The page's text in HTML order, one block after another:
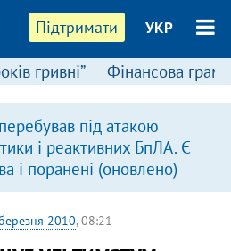
Підтримати УКР
гривні” Фінансова
під атакою
і реактивних БпЛА. Є
і поранені (оновлено)
2010, 08:21